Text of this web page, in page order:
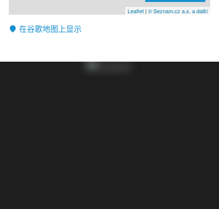
Leaflet | © Seznam.cz a.s. a další
在谷歌地图上显示